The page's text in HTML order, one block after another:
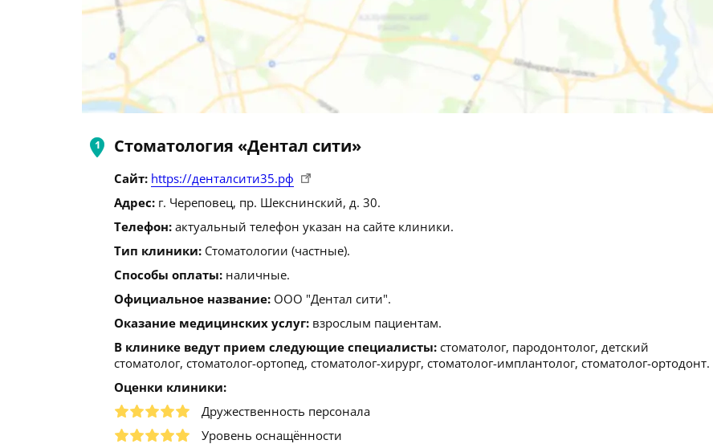
Стоматология «Дентал сити»
Сайт: https://денталсити35.рф
Адрес: г. Череповец, пр. Шекснинский, д. 30.
Телефон: актуальный телефон указан на сайте клиники.
Тип клиники: Стоматологии (частные).
Способы оплаты: наличные.
Официальное название: ООО "Дентал сити".
Оказание медицинских услуг: взрослым пациентам.
В клинике ведут прием следующие специалисты: стоматолог, пародонтолог, детский
стоматолог, стоматолог-ортопед, стоматолог-хирург, стоматолог-имплантолог, стоматолог-ортодонт.
Оценки клиники:
Дружественность персонала
Уровень оснащённости